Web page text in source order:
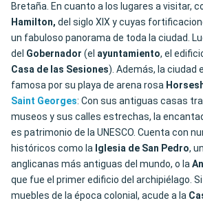
Bretaña. En cuanto a los lugares a visitar,
Hamilton, del siglo XIX y cuyas
un fabuloso panorama de toda la ciudad.
del Gobernador (el ayuntamiento, el
Casa de las Sesiones). Además, la ciudad
famosa por su playa de arena rosa
Saint Georges: Con sus antiguas casas
museos y sus calles estrechas, la
es patrimonio de la UNESCO. Cuenta con
históricos como la Iglesia de San Pedro,
anglicanas más antiguas del mundo, o la
que fue el primer edificio del archipiélago.
muebles de la época colonial, acude a la